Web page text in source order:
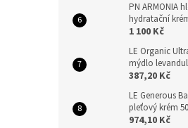
PN ARMONIA
hydratační
1 100 Kč
LE Organic
mýdlo
387,20 Kč
LE Generous
pleťový krém
974,10 Kč